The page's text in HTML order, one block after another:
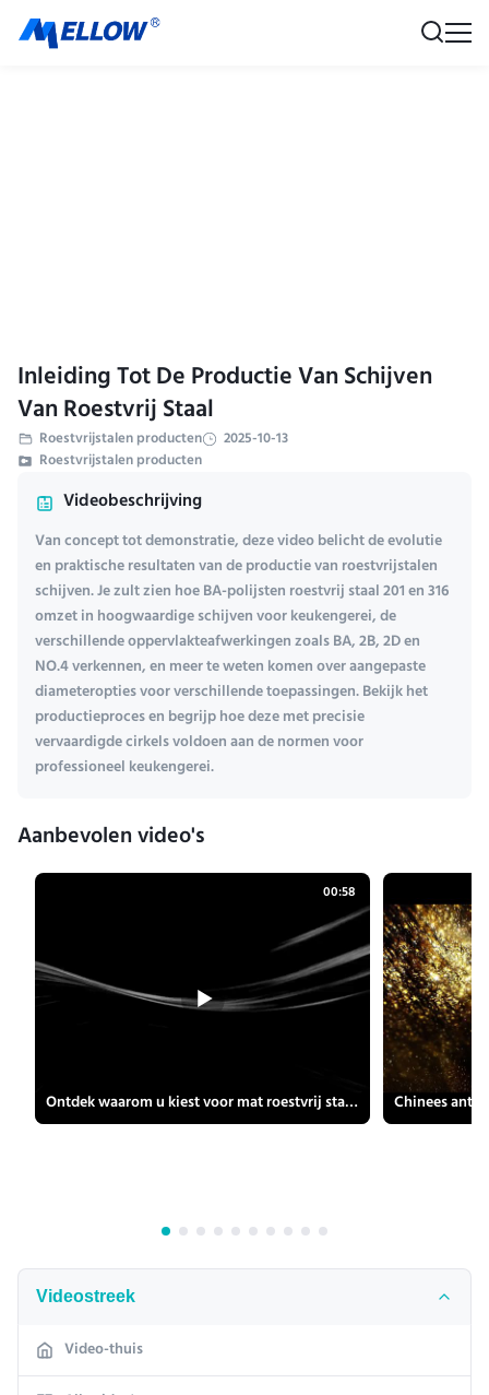
Inleiding Tot De Productie Van Schijven
Van Roestvrij Staal
Roestvrijstalen producten 2025-10-13
Roestvrijstalen producten
Videobeschrijving
Van concept tot demonstratie, deze video belicht de evolutie
en praktische resultaten van de productie van roestvrijstalen
schijven. Je zult zien hoe BA-polijsten roestvrij staal 201 en 316
omzet in hoogwaardige schijven voor keukengerei, de
verschillende oppervlakteafwerkingen zoals BA, 2B, 2D en
NO.4 verkennen, en meer te weten komen over aangepaste
diameteropties voor verschillende toepassingen. Bekijk het
productieproces en begrijp hoe deze met precisie
vervaardigde cirkels voldoen aan de normen voor
professioneel keukengerei.
Aanbevolen video's
00:58
Ontdek waarom u kiest voor mat roestvrij staal met spiegelkruispatroon 201 304 316 430
Videostreek
Video-thuis